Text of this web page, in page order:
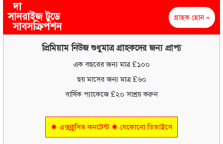
দা
সানরাইজ টুডে
সাবসক্রিপশন
গ্রাহক হোন »
প্রিমিয়াম নিউজ শুধুমাত্র গ্রাহকদের জন্য প্রাপ্য
এক বছরের জন্য মাত্র £১০০
ছয় মাসের জন্য মাত্র £৬০
বার্ষিক প্যাকেজে £২০ সাশ্রয় করুন
✸ এক্সক্লুসিভ কনটেন্ট ✸ যেকোনো ডিভাইসে